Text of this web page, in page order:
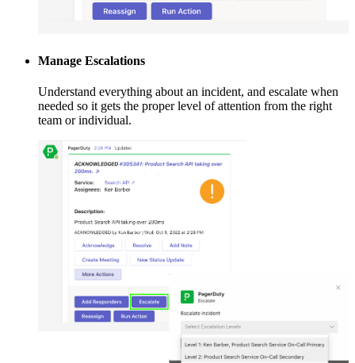
Manage Escalations
Understand everything about an incident, and escalate when
needed so it gets the proper level of attention from the right
team or individual.